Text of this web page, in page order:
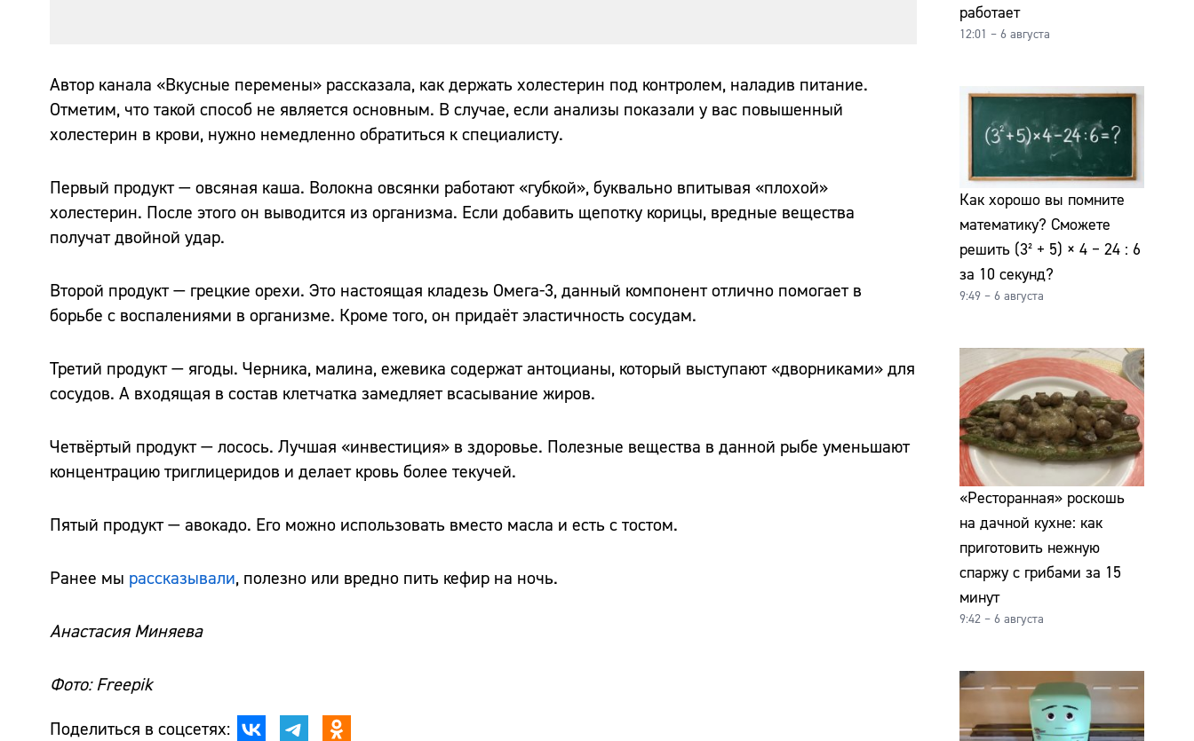
Автор канала «Вкусные перемены» рассказала, как держать холестерин под контролем, наладив питание.
Отметим, что такой способ не является основным. В случае, если анализы показали у вас повышенный
холестерин в крови, нужно немедленно обратиться к специалисту.
Первый продукт — овсяная каша. Волокна овсянки работают «губкой», буквально впитывая «плохой»
холестерин. После этого он выводится из организма. Если добавить щепотку корицы, вредные вещества
получат двойной удар.
Второй продукт — грецкие орехи. Это настоящая кладезь Омега-3, данный компонент отлично помогает в
борьбе с воспалениями в организме. Кроме того, он придаёт эластичность сосудам.
Третий продукт — ягоды. Черника, малина, ежевика содержат антоцианы, который выступают «дворниками» для
сосудов. А входящая в состав клетчатка замедляет всасывание жиров.
Четвёртый продукт — лосось. Лучшая «инвестиция» в здоровье. Полезные вещества в данной рыбе уменьшают
концентрацию триглицеридов и делает кровь более текучей.
Пятый продукт — авокадо. Его можно использовать вместо масла и есть с тостом.
Ранее мы рассказывали, полезно или вредно пить кефир на ночь.
Анастасия Миняева
Фото: Freepik
Поделиться в соцсетях:
работает
12:01 – 6 августа
Как хорошо вы помните
математику? Сможете
решить (3² + 5) × 4 − 24 : 6
за 10 секунд?
9:49 – 6 августа
«Ресторанная» роскошь
на дачной кухне: как
приготовить нежную
спаржу с грибами за 15
минут
9:42 – 6 августа